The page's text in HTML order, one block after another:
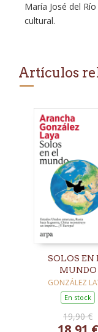
María José del
cultural.
Artículos
SOLOS EN
MUNDO
GONZÁLEZ
ARANCHA
En stock
19,90 €